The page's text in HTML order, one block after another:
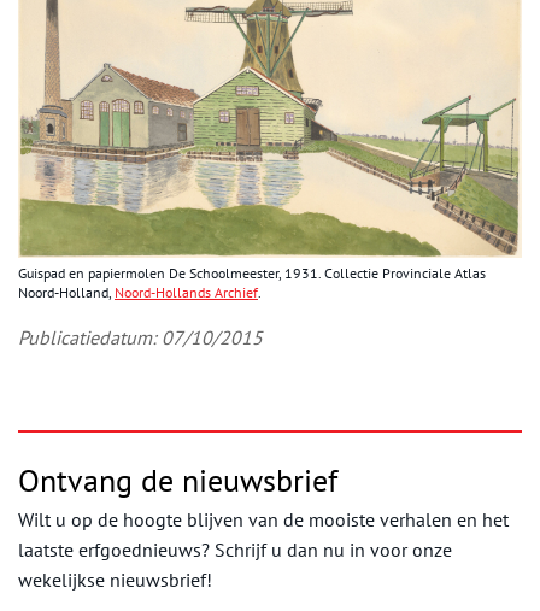
Guispad en papiermolen De Schoolmeester, 1931. Collectie Provinciale Atlas
Noord-Holland, Noord-Hollands Archief
Publicatiedatum: 07/10/2015
Ontvang de nieuwsbrief
Wilt u op de hoogte blijven van de mooiste verhalen en het
laatste erfgoednieuws? Schrijf u dan nu in voor onze
wekelijkse nieuwsbrief!